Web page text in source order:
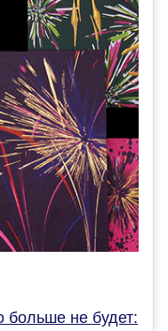
больше не будет: